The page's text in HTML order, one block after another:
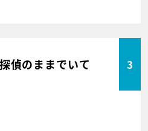
偵のままでいて 3